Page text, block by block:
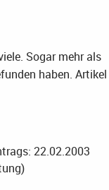
Sogar mehr als
haben. Artikel
22.02.2003